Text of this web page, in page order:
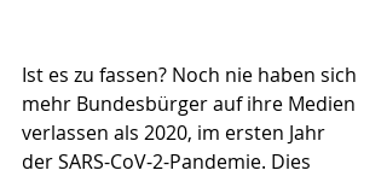
Ist es zu fassen? Noch nie haben sich
mehr Bundesbürger auf ihre Medien
verlassen als 2020, im ersten Jahr
der SARS-CoV-2-Pandemie. Dies